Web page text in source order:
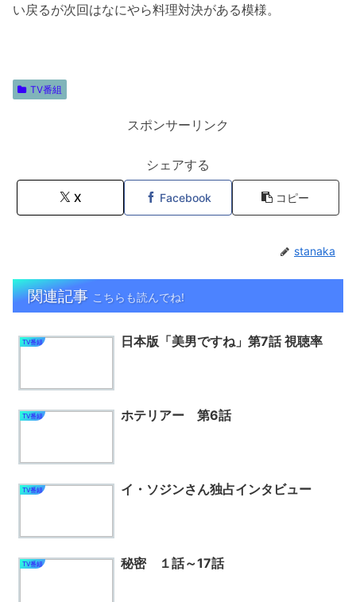
い戻るが次回はなにやら料理対決がある模様。
TV番組
スポンサーリンク
シェアする
X Facebook コピー
stanaka
関連記事 こちらも読んでね!
TV番組 日本版「美男ですね」第7話 視聴率
TV番組 ホテリアー 第6話
TV番組 イ・ソジンさん独占インタビュー
TV番組 秘密 １話～17話